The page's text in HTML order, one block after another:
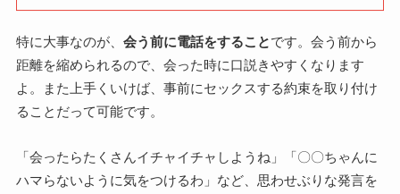
特に大事なのが、 会う前に電話をすることです。会う前から
距離を縮められるので、会った時に口説きやすくなります
よ。また上手くいけば、事前にセックスする約束を取り付け
ることだって可能です。
「会ったらたくさんイチャイチャしようね」「〇〇ちゃんに
ハマらないように気をつけるわ」など、思わせぶりな発言を